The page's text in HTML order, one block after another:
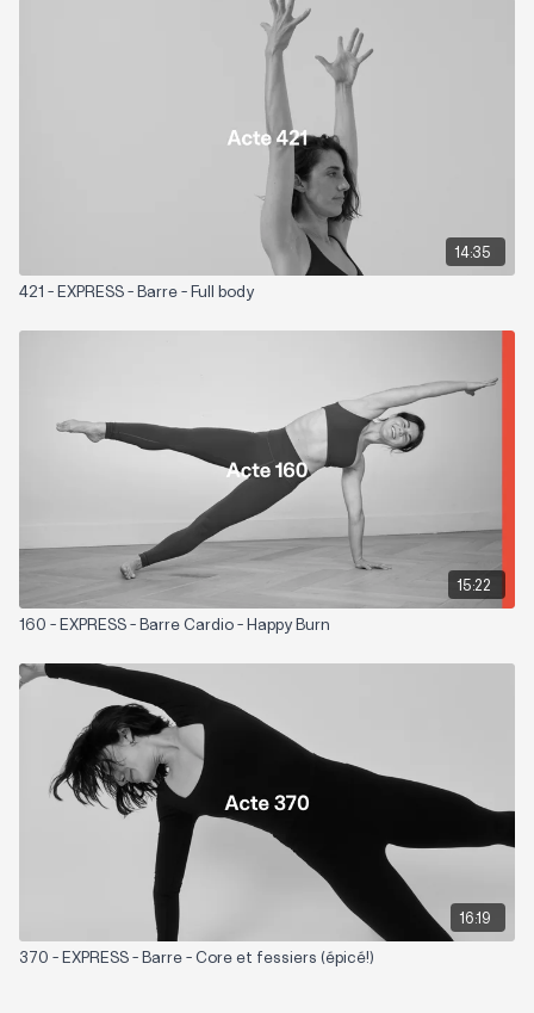
14:35
421 - EXPRESS - Barre - Full body
15:22
160 - EXPRESS - Barre Cardio - Happy Burn
16:19
370 - EXPRESS - Barre - Core et fessiers (épicé!)